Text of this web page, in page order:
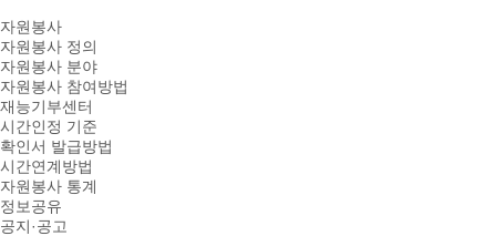
자원봉사
자원봉사 정의
자원봉사 분야
자원봉사 참여방법
재능기부센터
시간인정 기준
확인서 발급방법
시간연계방법
자원봉사 통계
정보공유
공지·공고